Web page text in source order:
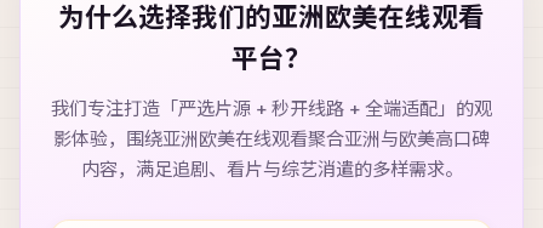
为什么选择我们的亚洲欧美在线观看
平台？
我们专注打造「严选片源 + 秒开线路 + 全端适配」的观
影体验，围绕亚洲欧美在线观看聚合亚洲与欧美高口碑
内容，满足追剧、看片与综艺消遣的多样需求。